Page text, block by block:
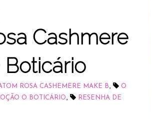
Cashmere
ROSA CASHEMERE MAKE B
O
O BOTICÁRIO
RESENHA DE